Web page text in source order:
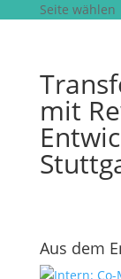
Seite wählen
mit
Aus dem